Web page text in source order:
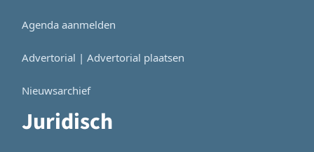
Agenda aanmelden
Advertorial | Advertorial plaatsen
Nieuwsarchief
Juridisch